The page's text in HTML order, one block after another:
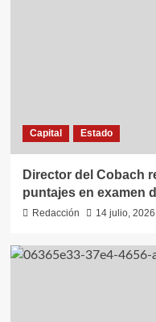
Capital Estado
Director del Cobach
puntajes en examen
Redacción 14 julio, 2026